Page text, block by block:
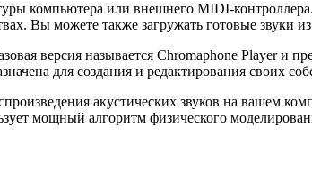
компьютера или внешнего MIDI-
Вы можете также загружать готовые звуки
версия называется Chromaphone Player и
для создания и редактирования своих
акустических звуков на вашем
мощный алгоритм физического